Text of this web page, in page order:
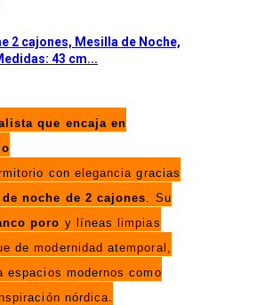
2 cajones, Mesilla de Noche,
43 cm...
que encaja en
con elegancia gracias
noche de 2 cajones . Su
poro y líneas limpias
de modernidad atemporal,
espacios modernos como
nórdica.